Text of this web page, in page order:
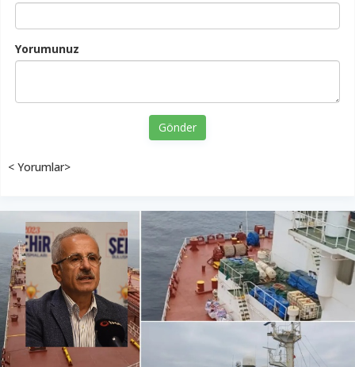
Yorumunuz
Gönder
< Yorumlar>